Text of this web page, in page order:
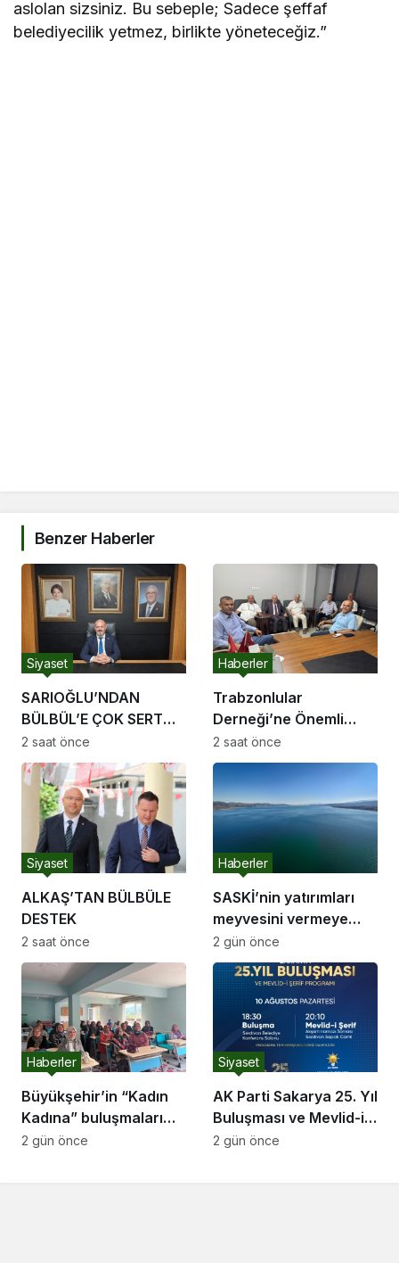
aslolan sizsiniz. Bu sebeple; Sadece şeffaf
belediyecilik yetmez, birlikte yöneteceğiz.”
Benzer Haberler
SARIOĞLU’NDAN
BÜLBÜL’E ÇOK SERT
TEPKİ
Siyaset
2 saat önce
Trabzonlular
Derneği’ne Önemli
Ziyaret
Haberler
2 saat önce
ALKAŞ’TAN BÜLBÜLE
DESTEK
Siyaset
2 saat önce
SASKİ’nin yatırımları
meyvesini vermeye
başladı:
Haberler
2 gün önce
Büyükşehir’in “Kadın
Kadına” buluşmaları
Akyazı’da devam etti
Haberler
2 gün önce
AK Parti Sakarya 25. Yıl
Buluşması ve Mevlid-i
Şerif Programı
Siyaset
2 gün önce